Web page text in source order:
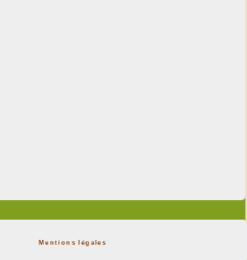
Mentions légales